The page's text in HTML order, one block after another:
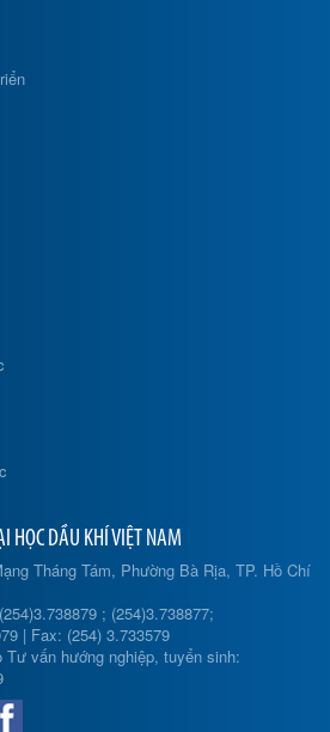
HỌC DẦU KHÍ VIỆT NAM
Tháng Tám, Phường Bà Rịa, TP. Hồ Chí
; (254)3.738877;
| Fax: (254) 3.733579
Tư vấn hướng nghiệp, tuyển sinh: